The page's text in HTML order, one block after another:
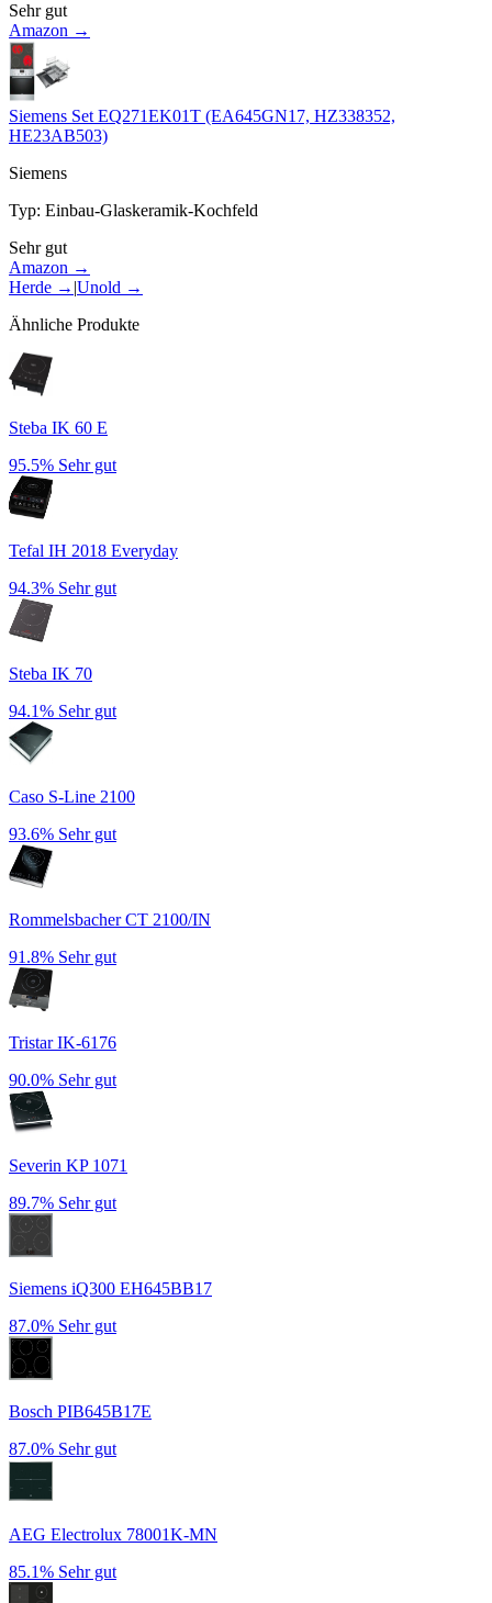
Sehr gut
Amazon →
Siemens Set EQ271EK01T (EA645GN17, HZ338352,
HE23AB503)
Siemens
Typ: Einbau-Glaskeramik-Kochfeld
Sehr gut
Amazon →
Herde → |Unold →
Ähnliche Produkte
Steba IK 60 E
95.5% Sehr gut
Tefal IH 2018 Everyday
94.3% Sehr gut
Steba IK 70
94.1% Sehr gut
Caso S-Line 2100
93.6% Sehr gut
Rommelsbacher CT 2100/IN
91.8% Sehr gut
Tristar IK-6176
90.0% Sehr gut
Severin KP 1071
89.7% Sehr gut
Siemens iQ300 EH645BB17
87.0% Sehr gut
Bosch PIB645B17E
87.0% Sehr gut
AEG Electrolux 78001K-MN
85.1% Sehr gut